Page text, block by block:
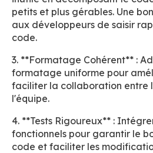
petits et plus gérables. Une
aux développeurs de saisir
code.
3. **Formatage Cohérent** :
formatage uniforme pour
faciliter la collaboration entre
l'équipe.
4. **Tests Rigoureux** :
fonctionnels pour garantir le
code et faciliter les